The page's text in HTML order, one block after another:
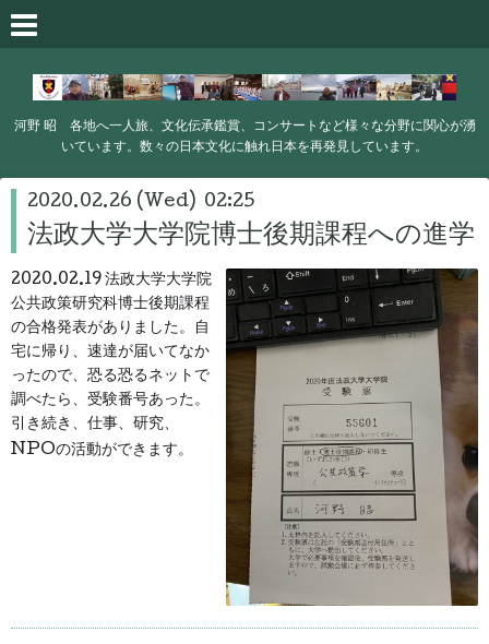
河野 昭 各地へ一人旅、文化伝承鑑賞、コンサートなど様々な分野に関心が湧
いています。数々の日本文化に触れ日本を再発見しています。
2020.02.26 (Wed) 02:25
法政大学大学院博士後期課程への進学
2020.02.19 法政大学大学院
公共政策研究科博士後期課程
の合格発表がありました。自
宅に帰り、速達が届いてなか
ったので、恐る恐るネットで
調べたら、受験番号あった。
引き続き、仕事、研究、
NPOの活動ができます。